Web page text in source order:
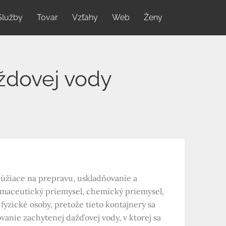
Tovar Vzťahy Web Ženy
vody
na prepravu, uskladňovanie a
priemysel, chemický priemysel,
osoby, pretože tieto kontajnery sa
zachytenej dažďovej vody, v ktorej sa